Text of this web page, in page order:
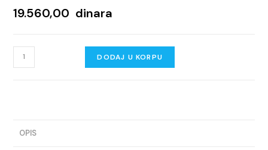
19.560,00 dinara
Walk-
in
80x200cm
DODAJ U KORPU
OPIS